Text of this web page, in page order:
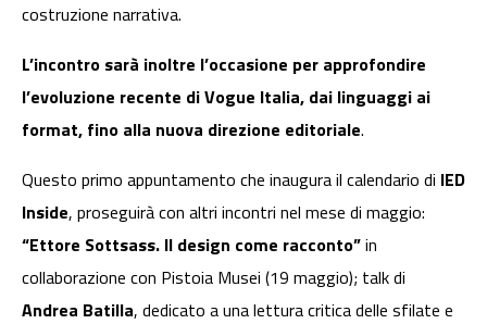
costruzione narrativa.
L’incontro sarà inoltre l’occasione per approfondire
l’evoluzione recente di Vogue Italia, dai linguaggi ai
format, fino alla nuova direzione editoriale.
Questo primo appuntamento che inaugura il calendario di IED
Inside, proseguirà con altri incontri nel mese di maggio:
“Ettore Sottsass. Il design come racconto”in
collaborazione con Pistoia Musei (19 maggio); talk di
Andrea Batilla, dedicato a una lettura critica delle sfilate e